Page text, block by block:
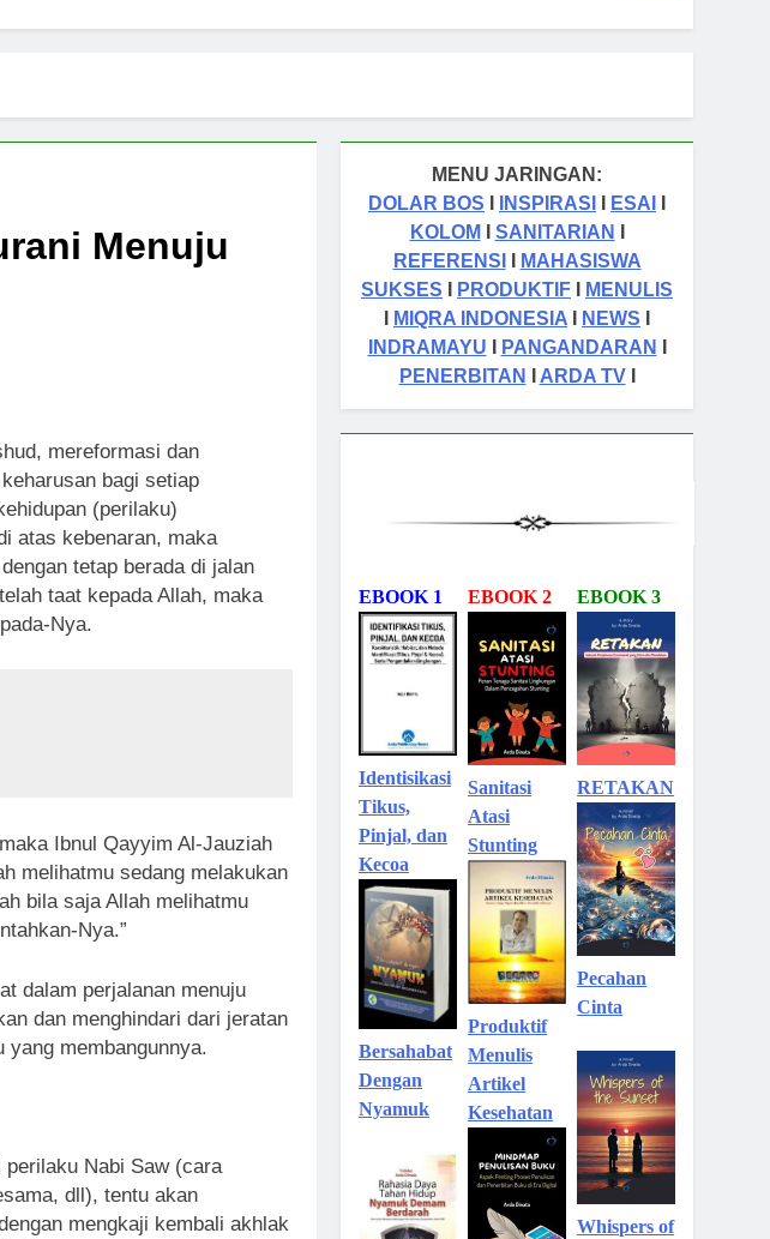
Menuju
mereformasi dan
bagi setiap
(perilaku)
atas kebenaran, maka
tetap berada di jalan
taat kepada Allah, maka
Nya.
Ibnul Qayyim Al-Jauziah
melihatmu sedang melakukan
bila saja Allah melihatmu
Nya.”
dalam perjalanan menuju
dan menghindari dari jeratan
yang membangunnya.
perilaku Nabi Saw (cara
dll), tentu akan
mengkaji kembali akhlak
MENU JARINGAN:
DOLAR BOS
INSPIRASI ESAI
KOLOM
SANITARIAN
REFERENSI
MAHASISWA
SUKSES
PRODUKTIF
MENULIS
MIQRA INDONESIA NEWS
INDRAMAYU
PANGANDARAN
PENERBITAN
ARDA TVI
EBOOK 1
Identisikasi
Tikus,
Pinjal, dan
Kecoa
Bersahabat
Dengan
Nyamuk
EBOOK 2
Sanitasi
Atasi
Stunting
Produktif
Menulis
Artikel
Kesehatan
EBOOK 3
RETAKAN
Pecahan
Cinta
Whispers of